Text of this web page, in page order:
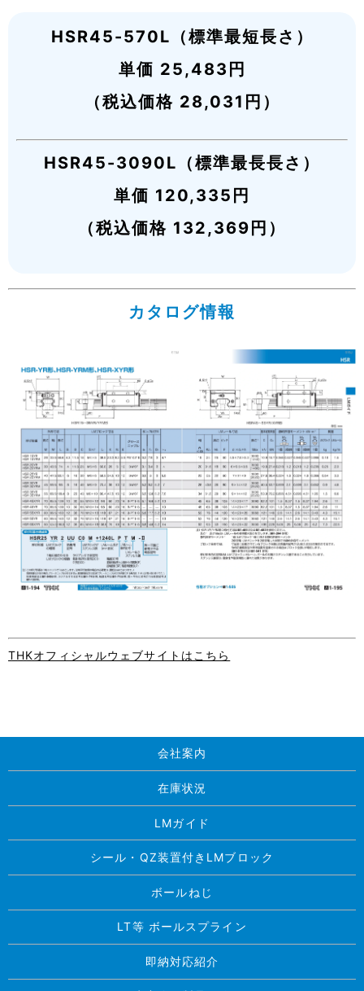
HSR45-570L（標準最短長さ）
単価 25,483円
（税込価格 28,031円）
HSR45-3090L（標準最長長さ）
単価 120,335円
（税込価格 132,369円）
カタログ情報
THKオフィシャルウェブサイトはこちら
会社案内
在庫状況
LMガイド
シール・QZ装置付きLMブロック
ボールねじ
LT等 ボールスプライン
即納対応紹介